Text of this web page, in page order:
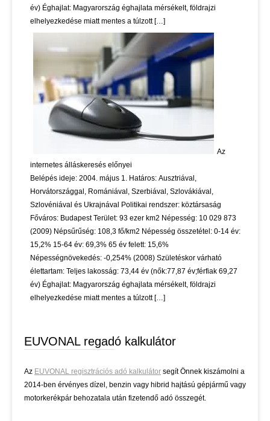
év) Éghajlat: Magyarország éghajlata mérsékelt, földrajzi
elhelyezkedése miatt mentes a túlzott […]
Az
internetes álláskeresés előnyei
Belépés ideje: 2004. május 1. Határos: Ausztriával,
Horvátországgal, Romániával, Szerbiával, Szlovákiával,
Szlovéniával és Ukrajnával Politikai rendszer: köztársaság
Főváros: Budapest Terület: 93 ezer km2 Népesség: 10 029 873
(2009) Népsűrűség: 108,3 fő/km2 Népesség összetétel: 0-14 év:
15,2% 15-64 év: 69,3% 65 év felett: 15,6%
Népességnövekedés: -0,254% (2008) Születéskor várható
élettartam: Teljes lakosság: 73,44 év (nők:77,87 év;férfiak 69,27
év) Éghajlat: Magyarország éghajlata mérsékelt, földrajzi
elhelyezkedése miatt mentes a túlzott […]
EUVONAL regadó kalkulátor
Az EUVONAL regisztrációs adó kalkulátor segít Önnek kiszámolni a
2014-ben érvényes dízel, benzin vagy hibrid hajtású gépjármű vagy
motorkerékpár behozatala után fizetendő adó összegét.